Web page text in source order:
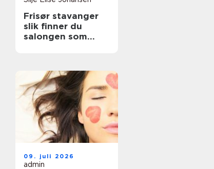
Frisør stavanger
slik finner du
salongen som
09. juli 2026
admin